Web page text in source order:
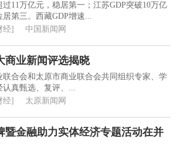
11万亿元，稳居第一；江苏GDP突破10万亿
第三。西藏GDP增速...
经] 中国新闻网
商业新闻评选揭晓
合会和太原市商业联合会共同组织专家、学
真甄选、复评、...
经] 太原新闻网
暨金融助力实体经济专题活动在并